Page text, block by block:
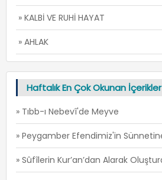
» KALBİ VE RUHİ HAYAT
» AHLAK
Haftalık En Çok Okunan İçerikler
» Tıbb-ı Nebevî'de Meyve